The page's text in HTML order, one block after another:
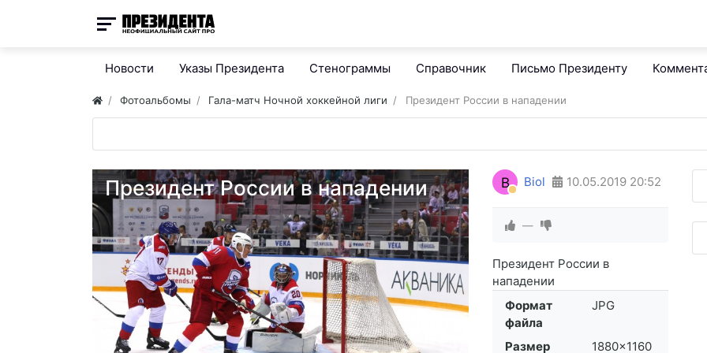
Новости Указы Президента Стенограммы Справочник Письмо Президенту
Фотоальбомы Гала-матч Ночной хоккейной лиги Президент России в нападении
Президент России в нападении B Biol 10.05.2019 20:52
—
Президент России в
нападении
Формат
файла
JPG
Размер 1880×1160